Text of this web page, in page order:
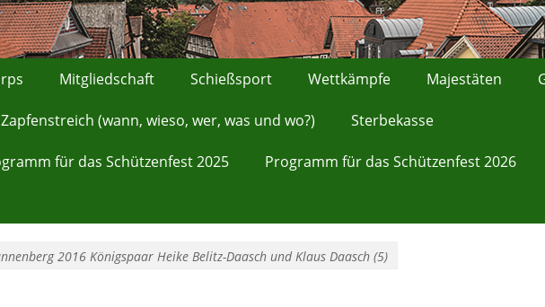
Mitgliedschaft Schießsport Wettkämpfe Majestäten
Zapfenstreich (wann, wieso, wer, was und wo?) Sterbekasse
für das Schützenfest 2025 Programm für das Schützenfest 2026
2016 Königspaar Heike Belitz-Daasch und Klaus Daasch (5)